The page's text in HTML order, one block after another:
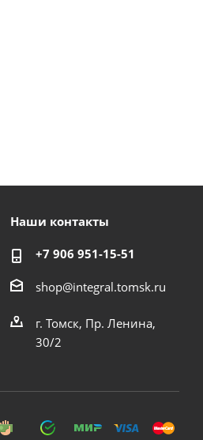
Наши контакты
+7 906 951-15-51
shop@integral.tomsk.ru
г. Томск, Пр. Ленина,
30/2